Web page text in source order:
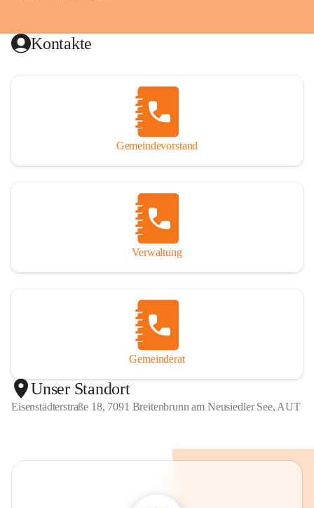
Kontakte
Gemeindevorstand
Verwaltung
Gemeinderat
Unser Standort
Eisenstädterstraße 18, 7091 Breitenbrunn am Neusiedler See, AUT